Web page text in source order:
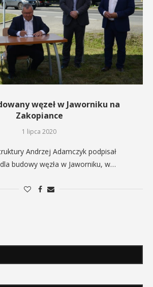
węzeł w Jaworniku na
Zakopiance
1 lipca 2020
Andrzej Adamczyk podpisał
budowy węzła w Jaworniku, w…